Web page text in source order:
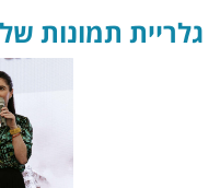
גלריית תמונות של